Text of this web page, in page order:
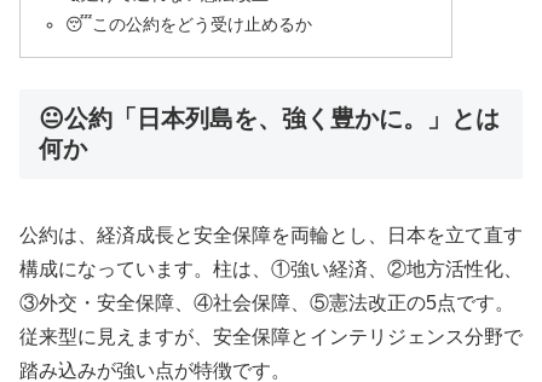
😴この公約をどう受け止めるか
😐公約「日本列島を、強く豊かに。」とは
何か
公約は、経済成長と安全保障を両輪とし、日本を立て直す
構成になっています。柱は、①強い経済、②地方活性化、
③外交・安全保障、④社会保障、⑤憲法改正の5点です。
従来型に見えますが、安全保障とインテリジェンス分野で
踏み込みが強い点が特徴です。